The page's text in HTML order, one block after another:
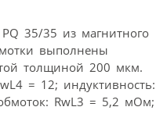
35/35 из магнитного
выполнены
толщиной 200 мкм.
= 12; индуктивность:
RwL3 = 5,2 мОм;